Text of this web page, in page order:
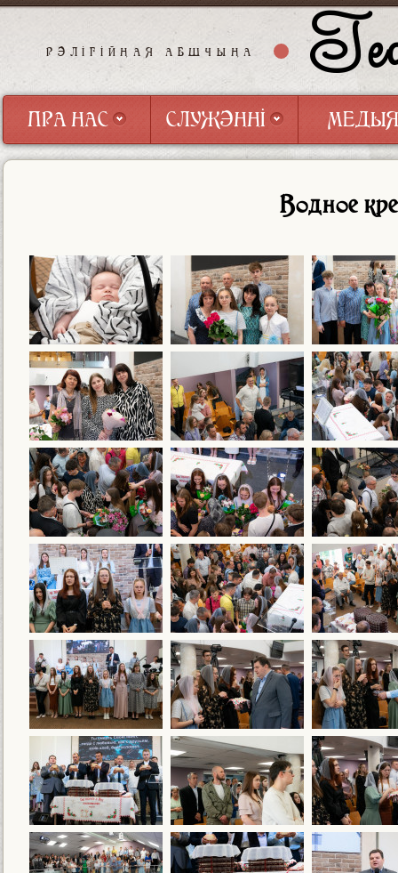
РЭЛІГІЙНАЯ АБШЧЫНА
ПРА НАС СЛУЖЭННІ
МЕДЫЯ
МЕДЫЯ
Водное